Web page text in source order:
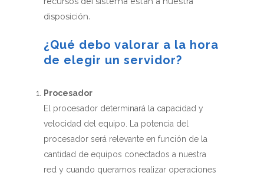
disposición.
¿Qué debo valorar a la hora
de elegir un servidor?
Procesador
El procesador determinará la capacidad y
velocidad del equipo. La potencia del
procesador será relevante en función de la
cantidad de equipos conectados a nuestra
red y cuando queramos realizar operaciones